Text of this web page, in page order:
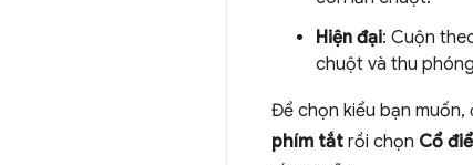
Hiện đại: Cuộn
chuột và thu
Để chọn kiểu bạn
phím tắt rồi chọn Cổ